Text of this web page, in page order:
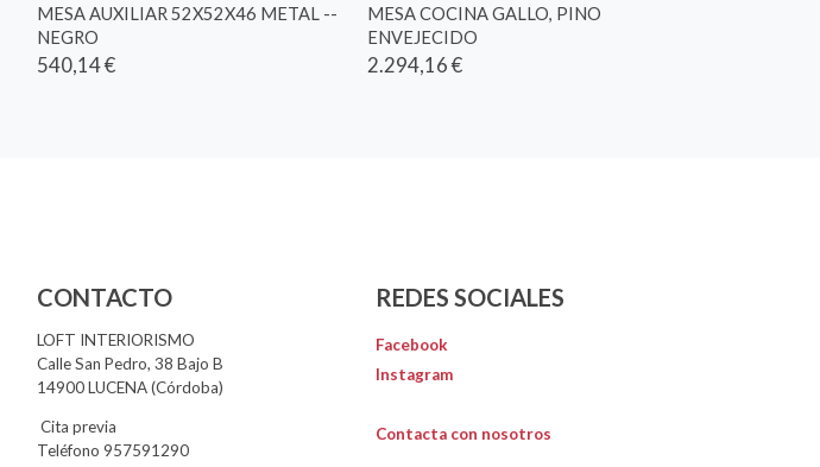
MESA AUXILIAR 52X52X46 METAL --
NEGRO
540,14 €
MESA COCINA GALLO, PINO
ENVEJECIDO
2.294,16 €
CONTACTO
LOFT INTERIORISMO
Calle San Pedro, 38 Bajo B
14900 LUCENA (Córdoba)
Cita previa
Teléfono 957591290
REDES SOCIALES
Facebook
Instagram
Contacta con nosotros